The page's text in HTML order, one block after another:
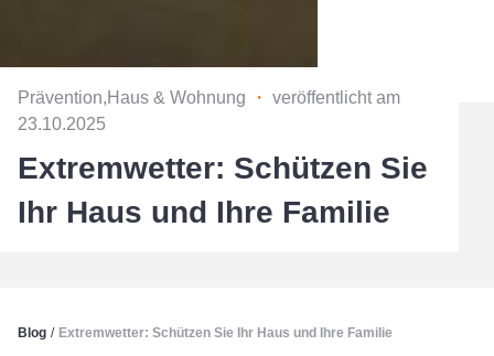
Prävention,Haus & Wohnung ・ veröffentlicht am
23.10.2025
Extremwetter: Schützen Sie
Ihr Haus und Ihre Familie
Blog / Extremwetter: Schützen Sie Ihr Haus und Ihre Familie